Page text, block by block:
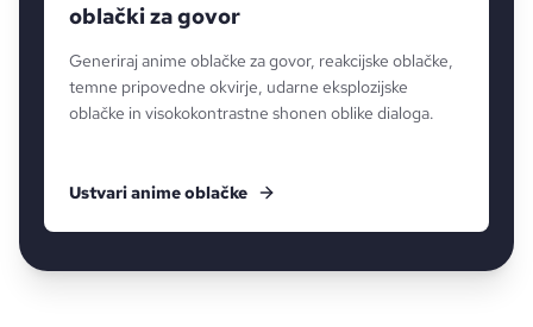
oblački za govor
Generiraj anime oblačke za govor, reakcijske oblačke,
temne pripovedne okvirje, udarne eksplozijske
oblačke in visokokontrastne shonen oblike dialoga.
Ustvari anime oblačke